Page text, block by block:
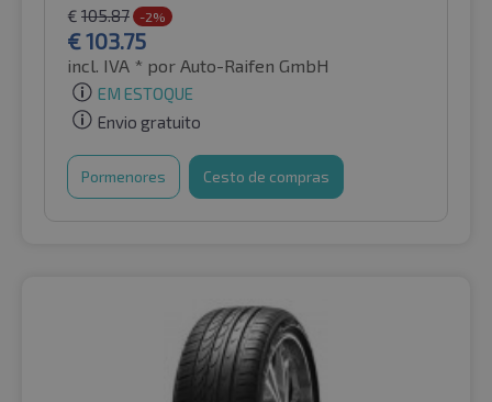
€ 105.87 -2%
€103.75
incl. IVA * por Auto-Raifen GmbH
EM ESTOQUE
Envio gratuito
Pormenores Cesto de compras